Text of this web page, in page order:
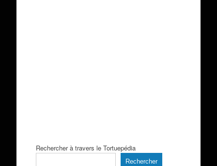
Rechercher à travers le Tortuepédia
Rechercher